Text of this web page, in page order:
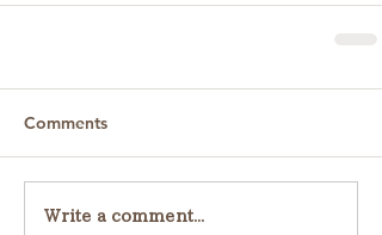
Comments
Write a comment...